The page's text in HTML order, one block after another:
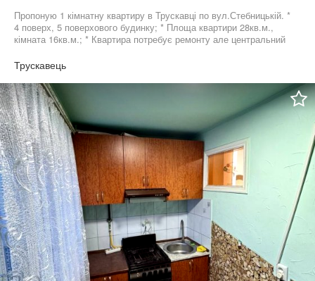
Пропоную 1 кімнатну квартиру в Трускавці по вул.Стебницькій. *
4 поверх, 5 поверхового будинку; * Площа квартири 28кв.м.,
кімната 16кв.м.; * Квартира потребує ремонту але центральний
Трускавець